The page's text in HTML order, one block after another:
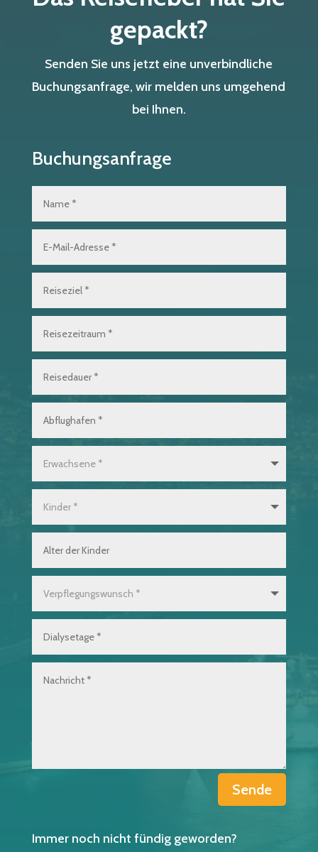
gepackt?
Senden Sie uns jetzt eine unverbindliche
Buchungsanfrage, wir melden uns umgehend
bei Ihnen.
Buchungsanfrage
Sende
Immer noch nicht fündig geworden?